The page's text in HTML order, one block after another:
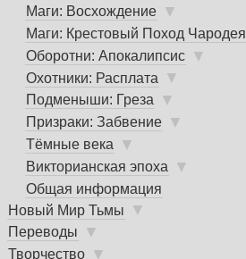
Маги: Восхождение ▼
Маги: Крестовый Поход Чародея
Оборотни: Апокалипсис ▼
Охотники: Расплата ▼
Подменыши: Греза ▼
Призраки: Забвение ▼
Тёмные века ▼
Викторианская эпоха ▼
Общая информация
Новый Мир Тьмы
▼
Переводы ▼
Творчество ▼